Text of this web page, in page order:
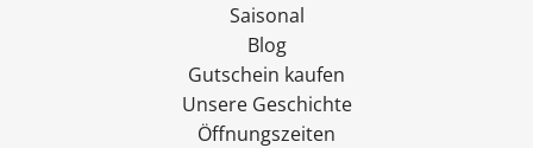
Saisonal
Blog
Gutschein kaufen
Unsere Geschichte
Öffnungszeiten